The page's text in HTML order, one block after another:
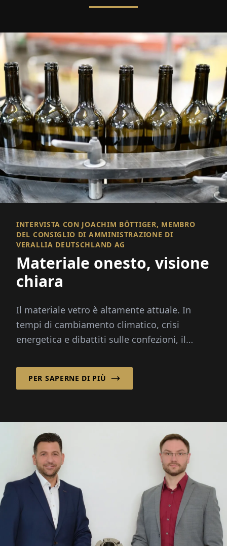
INTERVISTA CON JOACHIM BÖTTIGER, MEMBRO
DEL CONSIGLIO DI AMMINISTRAZIONE DI
VERALLIA DEUTSCHLAND AG
Materiale onesto, visione
chiara
Il materiale vetro è altamente attuale. In
tempi di cambiamento climatico, crisi
energetica e dibattiti sulle confezioni, il
rec...
PER SAPERNE DI PIÙ